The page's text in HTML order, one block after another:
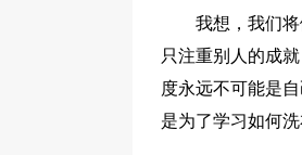
我想，我们
只注重别人的成
度永远不可能是
是为了学习如何